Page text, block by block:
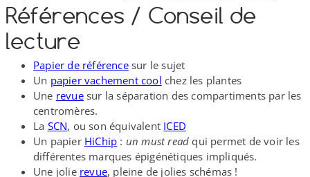
Références /​ Conseil de
lecture
Papier de référencesur le sujet
Un papier vachement cool chez les plantes
Une revuesur la séparation des compartiments par les
centromères.
La SCN, ou son équivalent ICED
Un papier HiChip : un must read qui permet de voir les
différentes marques épigénétiques impliqués.
Une jolie revue, pleine de jolies schémas !